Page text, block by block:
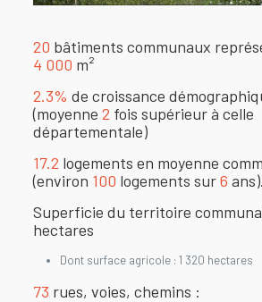
20 bâtiments communaux
4 000 m²
2.3% de croissance
(moyenne 2 fois supérieur à celle
départementale)
17.2 logements en moyenne
(environ 100 logements sur6 ans).
Superficie du territoire
hectares
Dont surface agricole : 1 320 hectares
73 rues, voies, chemins :